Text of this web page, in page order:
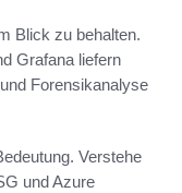
Blick zu behalten.
Grafana liefern
Forensikanalyse
Verstehe
und Azure